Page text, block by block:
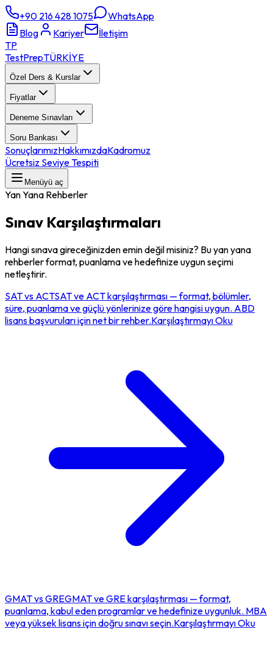
+90 216 428 1075
WhatsApp
Blog
Kariyer
İletişim
TP
TestPrepTÜRKİYE
Özel Ders & Kurslar
Fiyatlar
Deneme Sınavları
Soru Bankası
SonuçlarımızHakkımızdaKadromuz
Ücretsiz Seviye Tespiti
Menüyü aç
Yan Yana Rehberler
Sınav Karşılaştırmaları
Hangi sınava gireceğinizden emin değil misiniz? Bu yan yana
rehberler format, puanlama ve hedefinize uygun seçimi
netleştirir.
SATvs ACTSAT ve ACT karşılaştırması — format, bölümler,
süre, puanlama ve güçlü yönlerinize göre hangisi uygun. ABD
lisans başvuruları için net bir rehber.Karşılaştırmayı Oku
GMATvsGREGMAT ve GRE karşılaştırması — format,
puanlama, kabul eden programlar ve hedefinize uygunluk. MBA
veya yüksek lisans için doğru sınavı seçin.Karşılaştırmayı Oku